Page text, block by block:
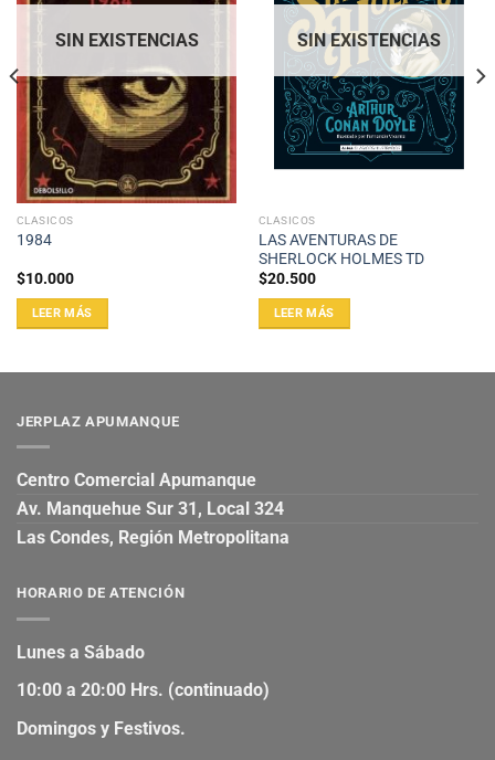
SIN EXISTENCIAS
CLASICOS
1984
$10.000
LEER MÁS
SIN EXISTENCIAS
CLASICOS
LAS AVENTURAS DE
SHERLOCK HOLMES TD
$20.500
LEER MÁS
JERPLAZ APUMANQUE
Centro Comercial Apumanque
Av. Manquehue Sur 31, Local 324
Las Condes, Región Metropolitana
HORARIO DE ATENCIÓN
Lunes a Sábado
10:00 a 20:00 Hrs. (continuado)
Domingos y Festivos.